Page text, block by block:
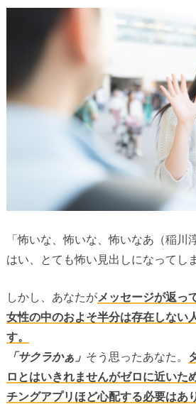
「怖いな、怖いな、怖いなあ（稲川
はい、とても怖い見出しになってし
しかし、あなたがメッセージが返っ
女性の中のおよそ半分は存在しない
す。
「サクラかぁ」 そう思ったあなた。
ロとはいきれませんがゼロに近いた
チングアプリほど心配する必要はあ